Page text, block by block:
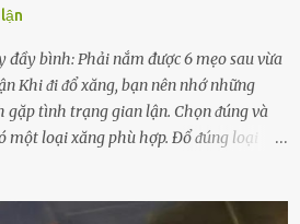
bình: Phải nắm được 6 mẹo sau vừa
Khi ᵭi ᵭổ xăng, bạn nên nhớ những
gặp tình trạng gian lận. Chọn ᵭúng và
một loại xăng phù hợp. Đổ ᵭúng loại
phí nhiḕu xăng. Đừng ᵭợi ⱪim xăng vḕ